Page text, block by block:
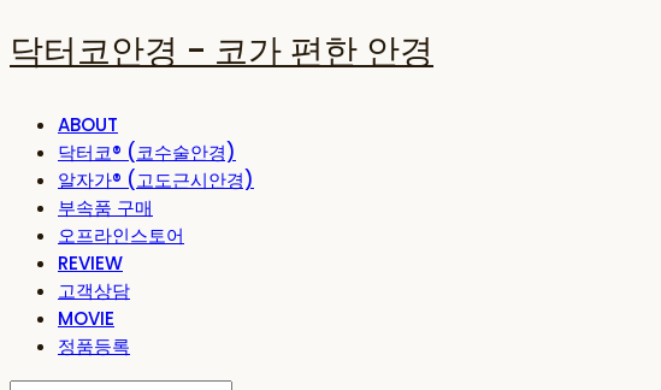
닥터코안경 - 코가 편한 안경
ABOUT
닥터코® (코수술안경)
알자가® (고도근시안경)
부속품 구매
오프라인스토어
REVIEW
고객상담
MOVIE
정품등록